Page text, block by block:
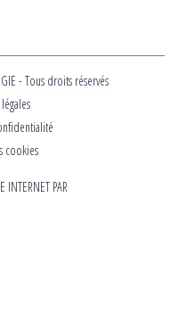
- Tous droits réservés
cookies
INTERNET PAR